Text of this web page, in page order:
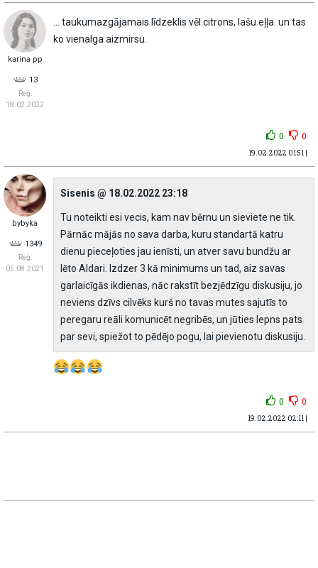
karina pp
13
Reģ:
18.02.2022
... taukumazgājamais līdzeklis vēl citrons, lašu eļļa. un tas
ko vienalga aizmirsu.
0 0
19.02.2022 01:51 |
bybyka
1349
Reģ:
05.08.2021
Sisenis @ 18.02.2022 23:18
Tu noteikti esi vecis, kam nav bērnu un sieviete ne tik.
Pārnāc mājās no sava darba, kuru standartā katru
dienu pieceļoties jau ienīsti, un atver savu bundžu ar
lēto Aldari. Izdzer 3 kā minimums un tad, aiz savas
garlaicīgās ikdienas, nāc rakstīt bezjēdzīgu diskusiju, jo
neviens dzīvs cilvēks kurš no tavas mutes sajutīs to
peregaru reāli komunicēt negribēs, un jūties lepns pats
par sevi, spiežot to pēdējo pogu, lai pievienotu diskusiju.
0 0
19.02.2022 02:11 |